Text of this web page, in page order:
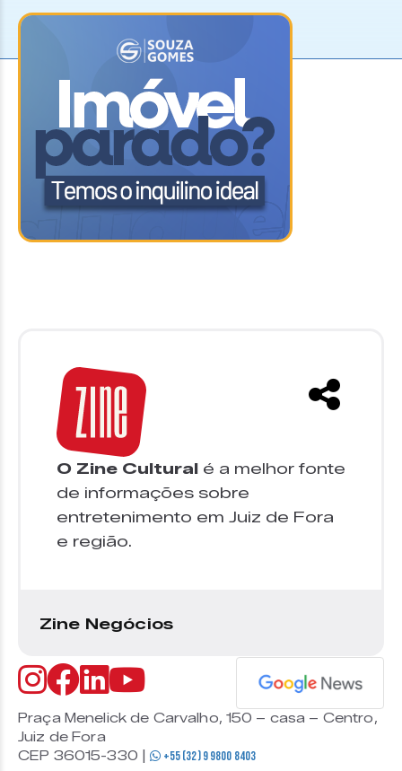
O Zine Cultural é a melhor fonte
de informações sobre
entretenimento em Juiz de Fora
e região.
Zine Negócios
Praça Menelick de Carvalho, 150 – casa – Centro,
Juiz de Fora
CEP 36015-330 |
+55 (32) 9 9800 8403